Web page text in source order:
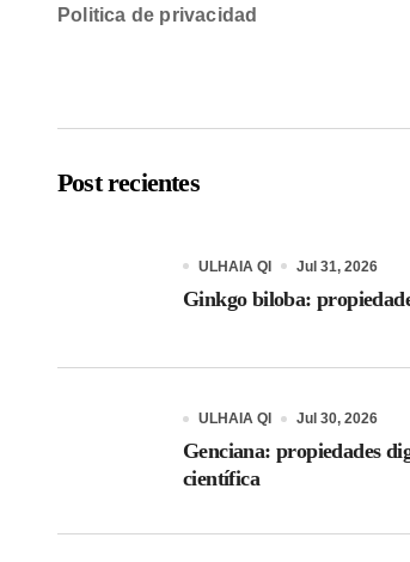
Politica de privacidad
Post recientes
ULHAIA QI Jul 31, 2026
Ginkgo biloba:
ULHAIA QI Jul 30, 2026
Genciana: propiedades
científica